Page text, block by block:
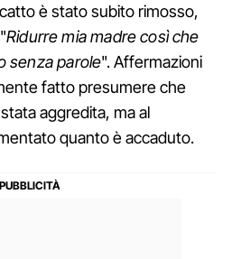
è stato subito rimosso,
Ridurre mia madre così che
senza parole". Affermazioni
fatto presumere che
aggredita, ma al
quanto è accaduto.